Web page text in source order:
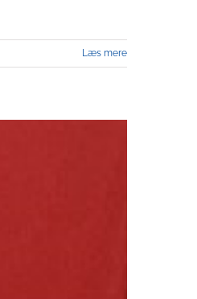
Læs mere